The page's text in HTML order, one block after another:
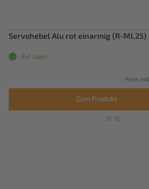
Servohebel Alu rot einarmig (R-ML25)
Auf Lager
Preis inkl.
Zum Produkt